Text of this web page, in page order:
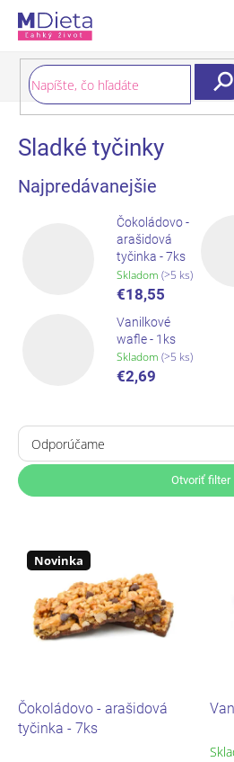
obsah
Sladké tyčinky
Najpredávanejšie
Čokoládovo -
arašidová
tyčinka - 7ks
Skladom (>5 ks)
€18,55
Vanilkové
wafle - 1ks
Skladom (>5 ks)
€2,69
R
d
e
n
o
v
Odporúčame
Najpredávanejšie
Abecedne
Otvoriť filter
u
k
t
Novinka
Čokoládovo - arašidová
tyčinka - 7ks